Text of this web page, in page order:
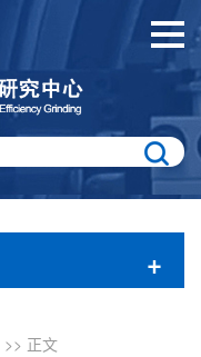
+
>> 正文